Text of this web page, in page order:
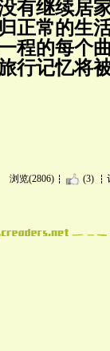
有继续居
正常的生
程的每个
行记忆将
浏览(2806) (3)